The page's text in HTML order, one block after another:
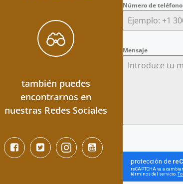
también puedes
encontrarnos en
nuestras Redes Sociales
Número de teléfono
Mensaje